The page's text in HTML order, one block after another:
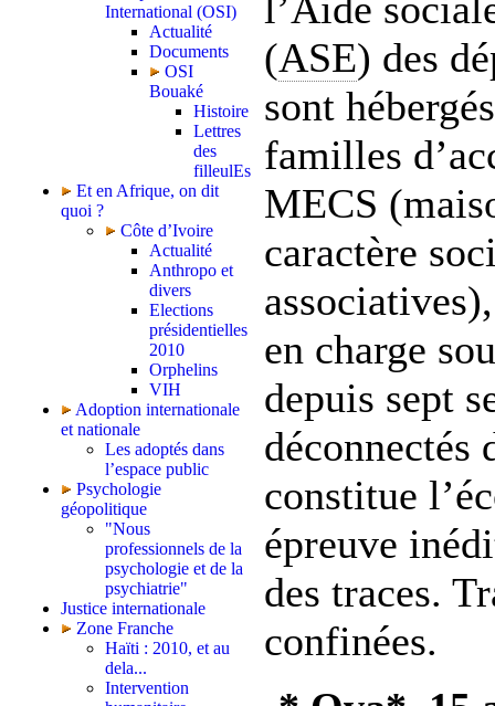
International (OSI)
Actualité
Documents
OSI
Bouaké
Histoire
Lettres
des
filleulEs
Et en Afrique, on dit
quoi ?
Côte d’Ivoire
Actualité
Anthropo et
divers
Elections
présidentielles
2010
Orphelins
VIH
Adoption internationale
et nationale
Les adoptés dans
l’espace public
Psychologie
géopolitique
"Nous
professionnels de la
psychologie et de la
psychiatrie"
Justice internationale
Zone Franche
Haïti : 2010, et au
dela...
Intervention
l’Aide
(ASE) des
sont
familles
MECS
caractère
en charge
depuis sept
déconnectés
constitue
épreuve
des traces.
confinées.